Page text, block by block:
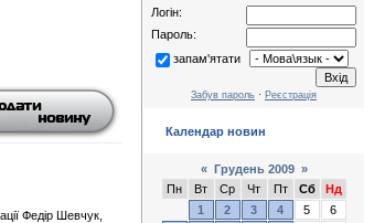
Федір Шевчук,
Логін:
Пароль:
запам'ятати
Забув пароль · Реєстрація
Календар новин
« Грудень 2009 »
Пн
Вт Ср Чт Пт Сб
Нд
1
2 3 4 5
6